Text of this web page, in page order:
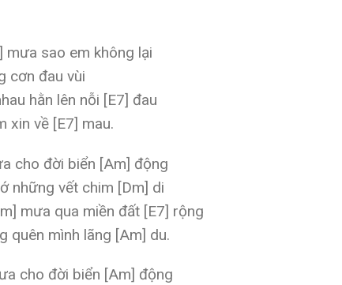
mưa sao em không lại
cơn đau vùi
hằn lên nỗi [E7] đau
xin về [E7] mau.
cho đời biển [Am] động
những vết chim [Dm] di
mưa qua miền đất [E7] rộng
quên mình lãng [Am] du.
cho đời biển [Am] động